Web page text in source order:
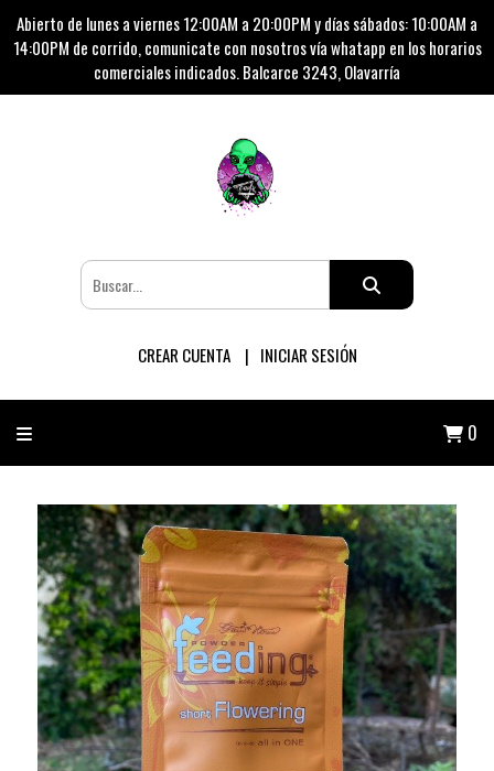
Abierto de lunes a viernes 12:00AM a 20:00PM y días sábados: 10:00AM a
14:00PM de corrido, comunicate con nosotros vía whatapp en los horarios
comerciales indicados. Balcarce 3243, Olavarría
CREAR CUENTA INICIAR SESIÓN
0